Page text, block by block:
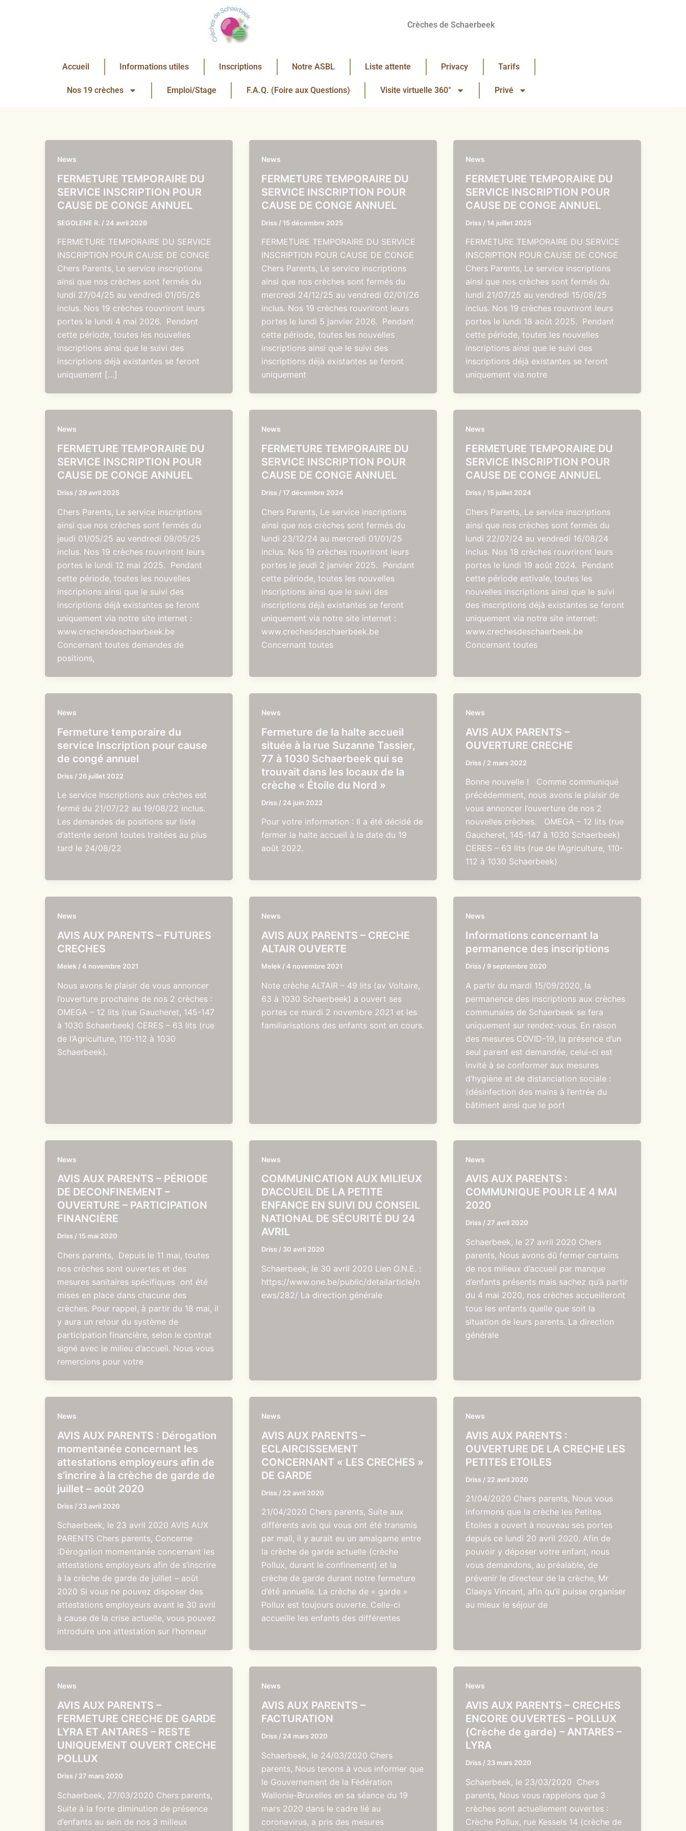
Crèches de Schaerbeek
Accueil Informations utiles Inscriptions Notre ASBL Liste attente Privacy Tarifs
Nos 19 crèches Emploi/Stage F.A.Q. (Foire aux Questions) Visite virtuelle 360° Privé
News
FERMETURE TEMPORAIRE DU
SERVICE INSCRIPTION POUR
CAUSE DE CONGE ANNUEL
SEGOLENE R. / 24 avril 2026
FERMETURE TEMPORAIRE DU SERVICE
INSCRIPTION POUR CAUSE DE CONGE
Chers Parents, Le service inscriptions
ainsi que nos crèches sont fermés du
lundi 27/04/25 au vendredi 01/05/26
inclus. Nos 19 crèches rouvriront leurs
portes le lundi 4 mai 2026. Pendant
cette période, toutes les nouvelles
inscriptions ainsi que le suivi des
inscriptions déjà existantes se feront
uniquement […]
News
FERMETURE TEMPORAIRE DU
SERVICE INSCRIPTION POUR
CAUSE DE CONGE ANNUEL
Driss / 15 décembre 2025
FERMETURE TEMPORAIRE DU SERVICE
INSCRIPTION POUR CAUSE DE CONGE
Chers Parents, Le service inscriptions
ainsi que nos crèches sont fermés du
mercredi 24/12/25 au vendredi 02/01/26
inclus. Nos 19 crèches rouvriront leurs
portes le lundi 5 janvier 2026. Pendant
cette période, toutes les nouvelles
inscriptions ainsi que le suivi des
inscriptions déjà existantes se feront
uniquement
News
FERMETURE TEMPORAIRE DU
SERVICE INSCRIPTION POUR
CAUSE DE CONGE ANNUEL
Driss / 14 juillet 2025
FERMETURE TEMPORAIRE DU SERVICE
INSCRIPTION POUR CAUSE DE CONGE
Chers Parents, Le service inscriptions
ainsi que nos crèches sont fermés du
lundi 21/07/25 au vendredi 15/08/25
inclus. Nos 19 crèches rouvriront leurs
portes le lundi 18 août 2025. Pendant
cette période, toutes les nouvelles
inscriptions ainsi que le suivi des
inscriptions déjà existantes se feront
uniquement via notre
News
FERMETURE TEMPORAIRE DU
SERVICE INSCRIPTION POUR
CAUSE DE CONGE ANNUEL
Driss / 29 avril 2025
Chers Parents, Le service inscriptions
ainsi que nos crèches sont fermés du
jeudi 01/05/25 au vendredi 09/05/25
inclus. Nos 19 crèches rouvriront leurs
portes le lundi 12 mai 2025. Pendant
cette période, toutes les nouvelles
inscriptions ainsi que le suivi des
inscriptions déjà existantes se feront
uniquement via notre site internet :
www.crechesdeschaerbeek.be
Concernant toutes demandes de
positions,
News
FERMETURE TEMPORAIRE DU
SERVICE INSCRIPTION POUR
CAUSE DE CONGE ANNUEL
Driss / 17 décembre 2024
Chers Parents, Le service inscriptions
ainsi que nos crèches sont fermés du
lundi 23/12/24 au mercredi 01/01/25
inclus. Nos 19 crèches rouvriront leurs
portes le jeudi 2 janvier 2025. Pendant
cette période, toutes les nouvelles
inscriptions ainsi que le suivi des
inscriptions déjà existantes se feront
uniquement via notre site internet :
www.crechesdeschaerbeek.be
Concernant toutes
News
FERMETURE TEMPORAIRE DU
SERVICE INSCRIPTION POUR
CAUSE DE CONGE ANNUEL
Driss / 15 juillet 2024
Chers Parents, Le service inscriptions
ainsi que nos crèches sont fermés du
lundi 22/07/24 au vendredi 16/08/24
inclus. Nos 18 crèches rouvriront leurs
portes le lundi 19 août 2024. Pendant
cette période estivale, toutes les
nouvelles inscriptions ainsi que le suivi
des inscriptions déjà existantes se feront
uniquement via notre site internet:
www.crechesdeschaerbeek.be
Concernant toutes
News
Fermeture temporaire du
service Inscription pour cause
de congé annuel
Driss / 26 juillet 2022
Le service Inscriptions aux crèches est
fermé du 21/07/22 au 19/08/22 inclus.
Les demandes de positions sur liste
d’attente seront toutes traitées au plus
tard le 24/08/22
News
Fermeture de la halte accueil
située à la rue Suzanne Tassier,
77 à 1030 Schaerbeek qui se
trouvait dans les locaux de la
crèche « Étoile du Nord »
Driss / 24 juin 2022
Pour votre information : Il a été décidé de
fermer la halte accueil à la date du 19
août 2022.
News
AVIS AUX PARENTS –
OUVERTURE CRECHE
Driss / 2 mars 2022
Bonne nouvelle ! Comme communiqué
précédemment, nous avons le plaisir de
vous annoncer l’ouverture de nos 2
nouvelles crèches. OMEGA – 12 lits (rue
Gaucheret, 145-147 à 1030 Schaerbeek)
CERES – 63 lits (rue de l’Agriculture, 110-
112 à 1030 Schaerbeek)
News
AVIS AUX PARENTS – FUTURES
CRECHES
Melek /4 novembre 2021
Nous avons le plaisir de vous annoncer
l’ouverture prochaine de nos 2 crèches :
OMEGA – 12 lits (rue Gaucheret, 145-147
à 1030 Schaerbeek) CERES – 63 lits (rue
de l’Agriculture, 110-112 à 1030
Schaerbeek).
News
AVIS AUX PARENTS – CRECHE
ALTAIR OUVERTE
Melek /4 novembre 2021
Note crèche ALTAIR – 49 lits (av Voltaire,
63 à 1030 Schaerbeek) a ouvert ses
portes ce mardi 2 novembre 2021 et les
familiarisations des enfants sont en cours.
News
Informations concernant la
permanence des inscriptions
Driss / 9 septembre 2020
A partir du mardi 15/09/2020, la
permanence des inscriptions aux crèches
communales de Schaerbeek se fera
uniquement sur rendez-vous. En raison
des mesures COVID-19, la présence d’un
seul parent est demandée, celui-ci est
invité à se conformer aux mesures
d’hygiène et de distanciation sociale :
(désinfection des mains à l’entrée du
bâtiment ainsi que le port
News
AVIS AUX PARENTS – PÉRIODE
DE DECONFINEMENT –
OUVERTURE – PARTICIPATION
FINANCIÈRE
Driss / 15 mai 2020
Chers parents, Depuis le 11 mai, toutes
nos crèches sont ouvertes et des
mesures sanitaires spécifiques ont été
mises en place dans chacune des
crèches. Pour rappel, à partir du 18 mai, il
y aura un retour du système de
participation financière, selon le contrat
signé avec le milieu d’accueil. Nous vous
remercions pour votre
News
COMMUNICATION AUX MILIEUX
D’ACCUEIL DE LA PETITE
ENFANCE EN SUIVI DU CONSEIL
NATIONAL DE SÉCURITÉ DU 24
AVRIL
Driss / 30 avril 2020
Schaerbeek, le 30 avril 2020 Lien O.N.E. :
https://www.one.be/public/detailarticle/n
ews/282/ La direction générale
News
AVIS AUX PARENTS :
COMMUNIQUE POUR LE 4 MAI
2020
Driss / 27 avril 2020
Schaerbeek, le 27 avril 2020 Chers
parents, Nous avons dû fermer certains
de nos milieux d’accueil par manque
d’enfants présents mais sachez qu’à partir
du 4 mai 2020, nos crèches accueilleront
tous les enfants quelle que soit la
situation de leurs parents. La direction
générale
News
AVIS AUX PARENTS : Dérogation
momentanée concernant les
attestations employeurs afin de
s’incrire à la crèche de garde de
juillet – août 2020
Driss / 23 avril 2020
Schaerbeek, le 23 avril 2020 AVIS AUX
PARENTS Chers parents, Concerne
:Dérogation momentanée concernant les
attestations employeurs afin de s’inscrire
à la crèche de garde de juillet – août
2020 Si vous ne pouvez disposer des
attestations employeurs avant le 30 avril
à cause de la crise actuelle, vous pouvez
introduire une attestation sur l’honneur
News
AVIS AUX PARENTS –
ECLAIRCISSEMENT
CONCERNANT « LES CRECHES »
DE GARDE
Driss / 22 avril 2020
21/04/2020 Chers parents, Suite aux
différents avis qui vous ont été transmis
par mail, il y aurait eu un amalgame entre
la crèche de garde actuelle (crèche
Pollux, durant le confinement) et la
crèche de garde durant notre fermeture
d’été annuelle. La crèche de « garde »
Pollux est toujours ouverte. Celle-ci
accueille les enfants des différentes
News
AVIS AUX PARENTS :
OUVERTURE DE LA CRECHE LES
PETITES ETOILES
Driss / 22 avril 2020
21/04/2020 Chers parents, Nous vous
informons que la crèche les Petites
Etoiles a ouvert à nouveau ses portes
depuis ce lundi 20 avril 2020. Afin de
pouvoir y déposer votre enfant, nous
vous demandons, au préalable, de
prévenir le directeur de la crèche, Mr
Claeys Vincent, afin qu’il puisse organiser
au mieux le séjour de
News
AVIS AUX PARENTS –
FERMETURE CRECHE DE GARDE
LYRA ET ANTARES – RESTE
UNIQUEMENT OUVERT CRECHE
POLLUX
Driss / 27 mars 2020
Schaerbeek, 27/03/2020 Chers parents,
Suite à la forte diminution de présence
d’enfants au sein de nos 3 milieux
News
AVIS AUX PARENTS –
FACTURATION
Driss / 24 mars 2020
Schaerbeek, le 24/03/2020 Chers
parents, Nous tenons à vous informer que
le Gouvernement de la Fédération
Wallonie-Bruxelles en sa séance du 19
mars 2020 dans le cadre lié au
coronavirus, a pris des mesures
News
AVIS AUX PARENTS – CRECHES
ENCORE OUVERTES – POLLUX
(Crèche de garde) – ANTARES –
LYRA
Driss / 23 mars 2020
Schaerbeek, le 23/03/2020 Chers
parents, Nous vous rappelons que 3
crèches sont actuellement ouvertes :
Crèche Pollux, rue Kessels 14 (crèche de